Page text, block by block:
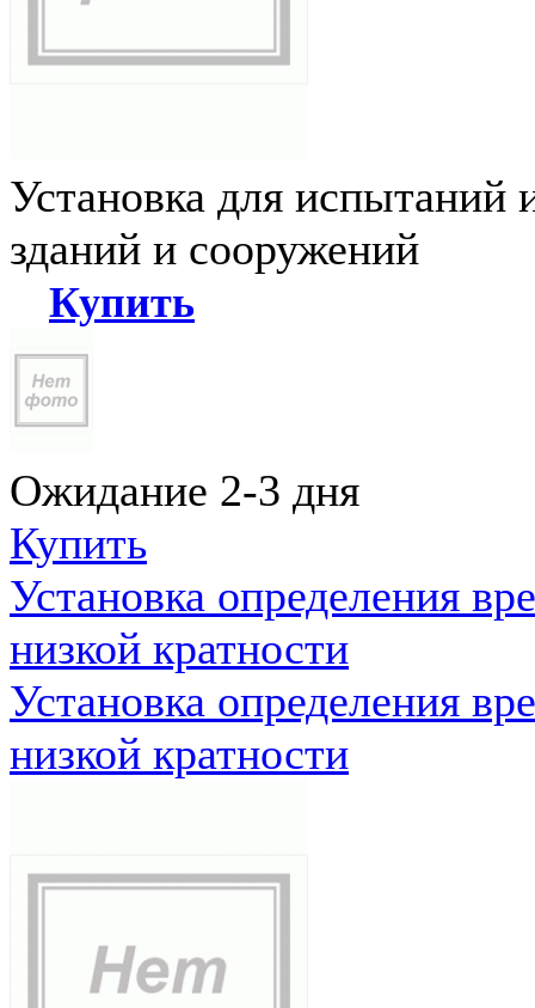
Установка для испытаний
зданий и сооружений
Купить
Ожидание 2-3 дня
Купить
Установка определения
низкой кратности
Установка определения
низкой кратности